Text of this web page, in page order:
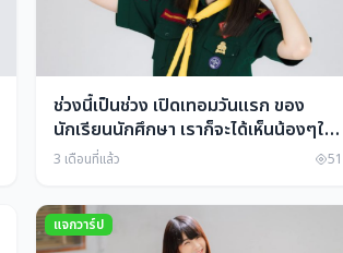
ช่วงนี้เป็นช่วง เปิดเทอมวันแรก ของ
นักเรียนนักศึกษา เราก็จะได้เห็นน้องๆใส่
ยูนิฟอร์ม น่ารักๆ กันทั่วประเทศ เห็นแล้ว
3 เดือนที่แล้ว 51
แจกวาร์ป